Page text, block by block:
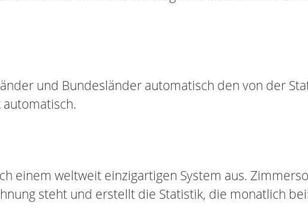
und Bundesländer automatisch den von der
einem weltweit einzigartigen System aus.
steht und erstellt die Statistik, die monatlich